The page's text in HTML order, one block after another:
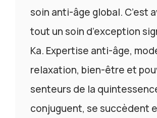
soin anti-âge global. C’est
tout un soin d’exception
Ka. Expertise anti-âge,
relaxation, bien-être et
senteurs de la
conjuguent, se succèdent